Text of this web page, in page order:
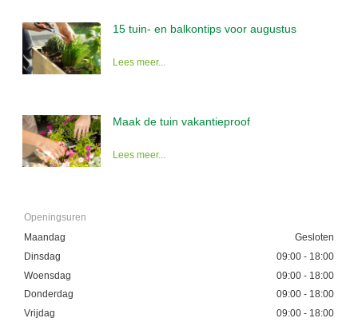
15 tuin- en balkontips voor augustus
Lees meer...
Maak de tuin vakantieproof
Lees meer...
Openingsuren
Maandag
Gesloten
Dinsdag
09:00 - 18:00
Woensdag
09:00 - 18:00
Donderdag
09:00 - 18:00
Vrijdag
09:00 - 18:00